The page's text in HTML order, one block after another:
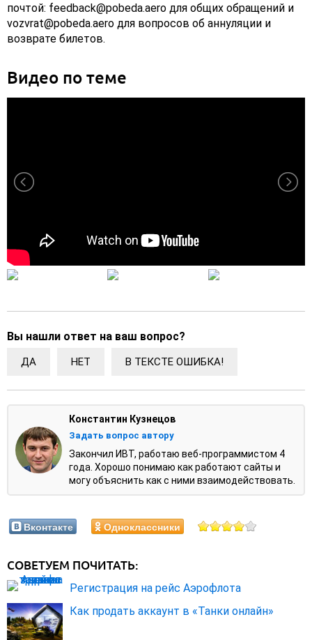
почтой: feedback@pobeda.aero для общих обращений и
vozvrat@pobeda.aero для вопросов об аннуляции и
возврате билетов.
Видео по теме
Вы нашли ответ на ваш вопрос?
ДА НЕТ В ТЕКСТЕ ОШИБКА!
Константин Кузнецов
Задать вопрос автору
Закончил ИВТ, работаю веб-программистом 4
года. Хорошо понимаю как работают сайты и
могу объяснить как с ними взаимодействовать.
Вконтакте Одноклассники
СОВЕТУЕМ ПОЧИТАТЬ:
Регистрация на рейс Аэрофлота
Как продать аккаунт в «Танки онлайн»